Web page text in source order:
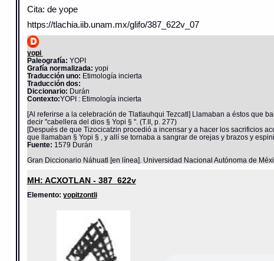
Cita: de yope
https://tlachia.iib.unam.mx/glifo/387_622v_07
yopi
Paleografía: YOPI
Grafía normalizada: yopi
Traducción uno: Etimología incierta
Traducción dos:
Diccionario: Durán
Contexto:YOPI : Etimología incierta
[Al referirse a la celebración de Tlatlauhqui Tezcatl] Llamaban a éstos que
decir "cabellera del dios § Yopi § ". (T.II, p. 277)
[Después de que Tizocicatzin procedió a incensar y a hacer los sacrificios
que llamaban § Yopi § , y allí se tornaba a sangrar de orejas y brazos y
Fuente: 1579 Durán
Gran Diccionario Náhuatl [en línea]. Universidad Nacional Autónoma de
MH: ACXOTLAN - 387_622v
Elemento: yopitzontli